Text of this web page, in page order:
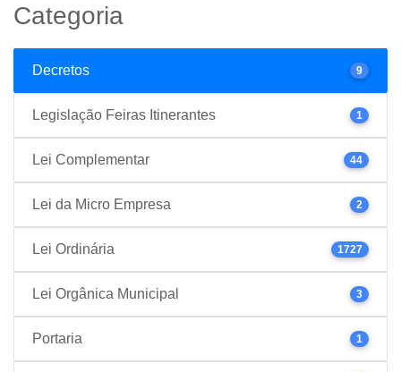
Categoria
Decretos 9
Legislação Feiras Itinerantes 1
Lei Complementar 44
Lei da Micro Empresa 2
Lei Ordinária 1727
Lei Orgânica Municipal 3
Portaria 1